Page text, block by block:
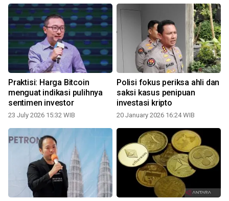
Praktisi: Harga Bitcoin
menguat indikasi pulihnya
sentimen investor
23 July 2026 15:32 WIB
Polisi fokus periksa ahli dan
saksi kasus penipuan
investasi kripto
20 January 2026 16:24 WIB